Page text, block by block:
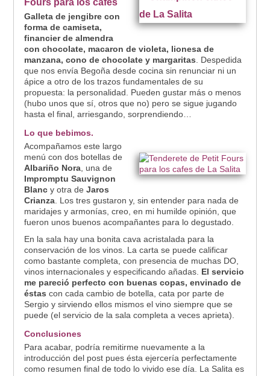
Galleta de jengibre con
forma de camiseta,
financier de almendra
con chocolate, macaron de violeta, lionesa de
manzana, cono de chocolate y margaritas . Despedida
que nos envía Begoña desde cocina sin renunciar ni un
ápice a otro de los trazos fundamentales de su
propuesta: la personalidad. Pueden gustar más o menos
(hubo unos que sí, otros que no) pero se sigue jugando
hasta el final, arriesgando, sorprendiendo…
Lo que bebimos.
Acompañamos este largo
menú con dos botellas de
Albariño Nora, una de
Impromptu Sauvignon
Blancy otra de Jaros
Crianza. Los tres gustaron y, sin entender para nada de
maridajes y armonías, creo, en mi humilde opinión, que
fueron unos buenos acompañantes para lo degustado.
En la sala hay una bonita cava acristalada para la
conservación de los vinos. La carta se puede calificar
como bastante completa, con presencia de muchas DO,
vinos internacionales y especificando añadas. El servicio
me pareció perfecto con buenas copas, envinado de
éstas con cada cambio de botella, cata por parte de
Sergio y sirviendo ellos mismos el vino siempre que se
puede (el servicio de la sala completa a veces aprieta).
Conclusiones
Para acabar, podría remitirme nuevamente a la
introducción del post pues ésta ejercería perfectamente
como resumen final de todo lo vivido ese día. La Salita es